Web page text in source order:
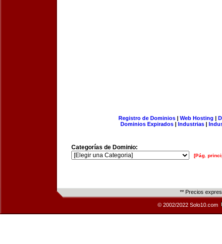
Registro de Dominios| Web Hosting |
Dominios Expirados | Industrias |
Categorías de Dominio:
[Pág.
** Precios
© 2002/2022 Solo10.com